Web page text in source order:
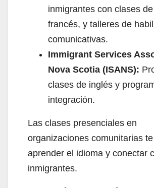
inmigrantes con clases
francés, y talleres de
comunicativas.
Immigrant Services
Nova Scotia (ISANS):
clases de inglés y
integración.
Las clases presenciales en
organizaciones comunitarias
aprender el idioma y conectar
inmigrantes.